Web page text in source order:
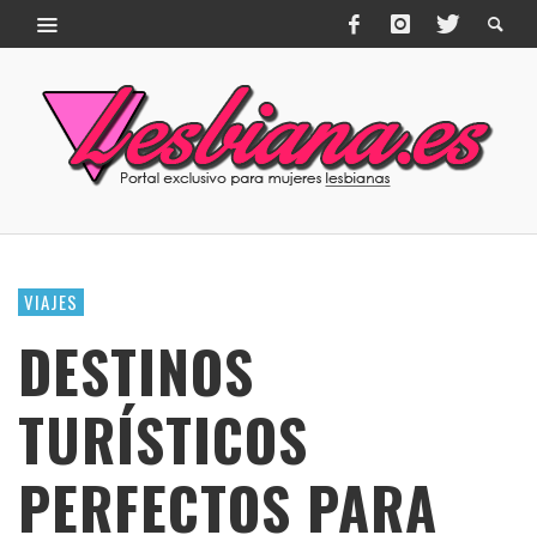
VIAJES
DESTINOS
TURÍSTICOS
PERFECTOS PARA